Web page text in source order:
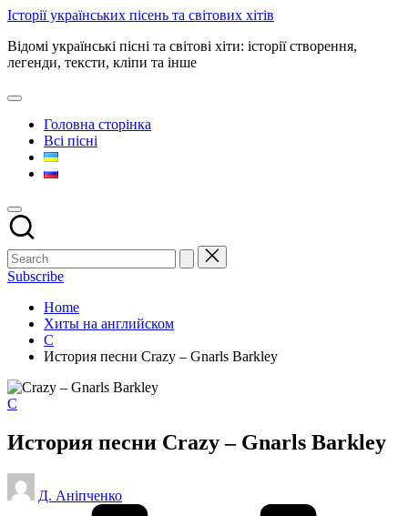
Skip
content
Історії українських пісень та світових хітів
Відомі українські пісні та світові хіти: історії створення,
легенди, тексти, кліпи та інше
Головна сторінка
Всі пісні
Subscribe
Home
Хиты на английском
C
История песни Crazy – Gnarls Barkley
Posted
C
История песни Crazy – Gnarls Barkley
Posted
by
Д. Аніпченко